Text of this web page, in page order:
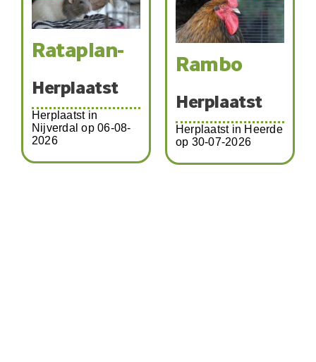
Rataplan-
Herplaatst
Herplaatst in
Nijverdal op 06-08-
2026
Rambo
Herplaatst
Herplaatst in Heerde
op 30-07-2026